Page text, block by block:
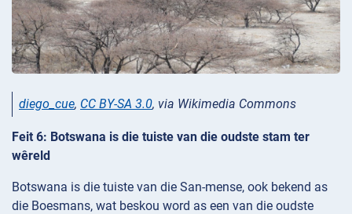
diego_cue, CC BY-SA 3.0, via Wikimedia Commons
Feit 6: Botswana is die tuiste van die oudste stam ter
wêreld
Botswana is die tuiste van die San-mense, ook bekend as
die Boesmans, wat beskou word as een van die oudste